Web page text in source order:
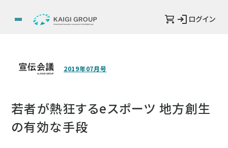
ログイン
2019年07月号
若者が熱狂するeスポーツ 地方創生
の有効な手段